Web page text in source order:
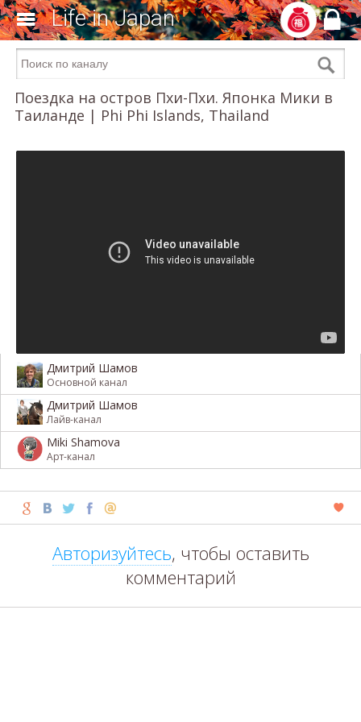
Life in Japan
Поездка на остров Пхи-Пхи. Японка Мики в
Таиланде | Phi Phi Islands, Thailand
Дмитрий Шамов
Основной канал
Дмитрий Шамов
Лайв-канал
Miki Shamova
Арт-канал
Авторизуйтесь, чтобы оставить
комментарий